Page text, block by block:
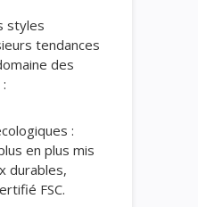
styles
tendances
des
:
en plus mis
durables,
FSC.